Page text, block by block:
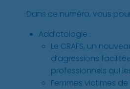
Dans ce numéro, vous
Addictologie :
Le CRAFS, un
d’agressions
professionnels qui
Femmes victimes